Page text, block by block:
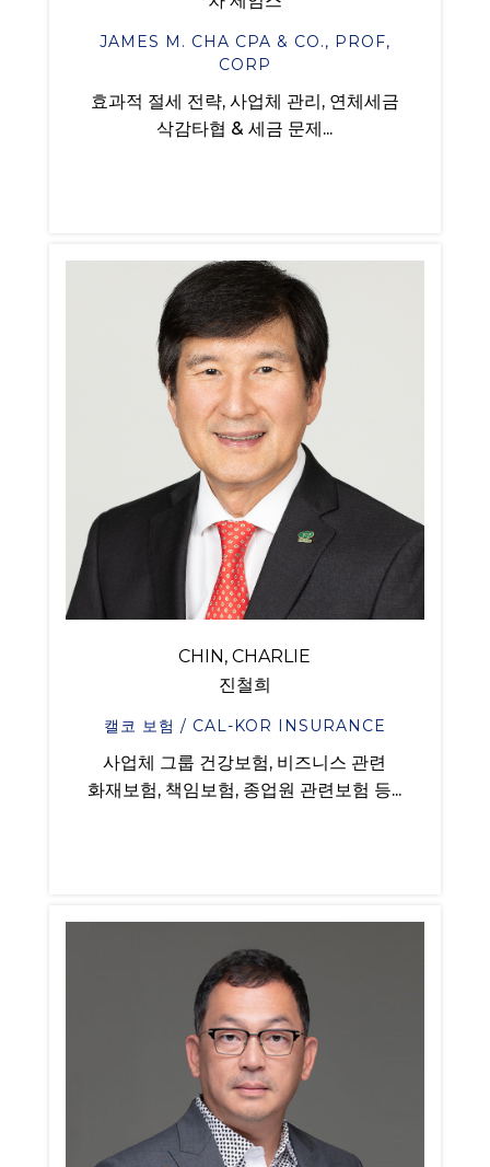
JAMES M. CHA CPA & CO., PROF,
CORP
효과적 절세 전략, 사업체 관리, 연체세금
삭감타협 & 세금 문제...
CHIN, CHARLIE
진철희
캘코 보험 / CAL-KOR INSURANCE
사업체 그룹 건강보험, 비즈니스 관련
화재보험, 책임보험, 종업원 관련보험 등...